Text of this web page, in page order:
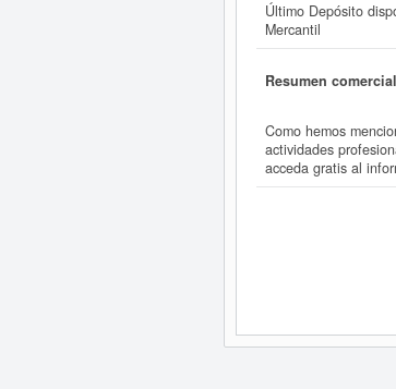
Último Depósito
Mercantil
Resumen
Como hemos
actividades
acceda gratis al